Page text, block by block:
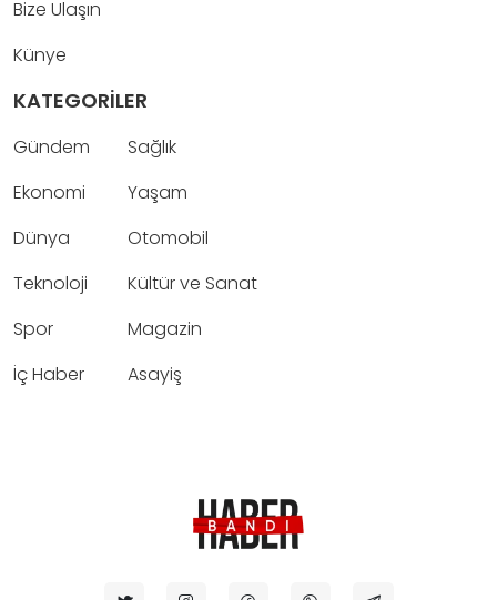
Bize Ulaşın
Künye
KATEGORİLER
Gündem
Ekonomi
Dünya
Teknoloji
Spor
İç Haber
Sağlık
Yaşam
Otomobil
Kültür ve Sanat
Magazin
Asayiş